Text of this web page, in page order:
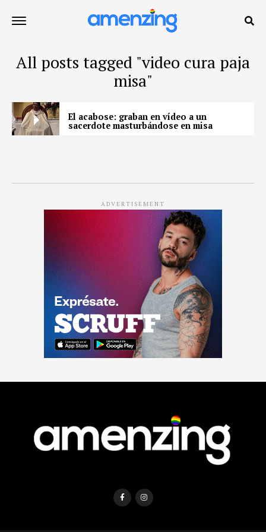
All posts tagged "video cura paja
misa"
El acabose: graban en vídeo a un
sacerdote masturbándose en misa
ADVERTISEMENT